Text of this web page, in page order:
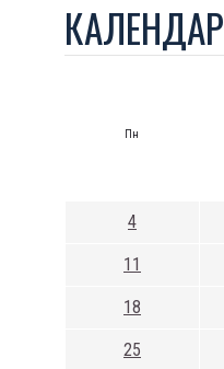
КАЛЕНДАР
Пн
4
11
18
25